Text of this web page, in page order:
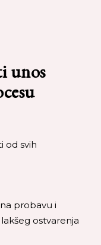
unos
od svih
probavu i
ostvarenja